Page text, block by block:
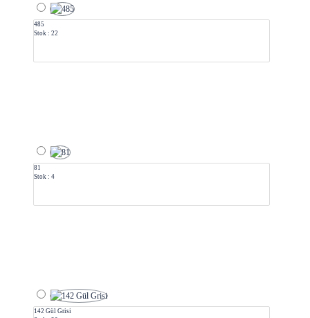
485
Stok : 22
81
Stok : 4
142 Gül Grisi